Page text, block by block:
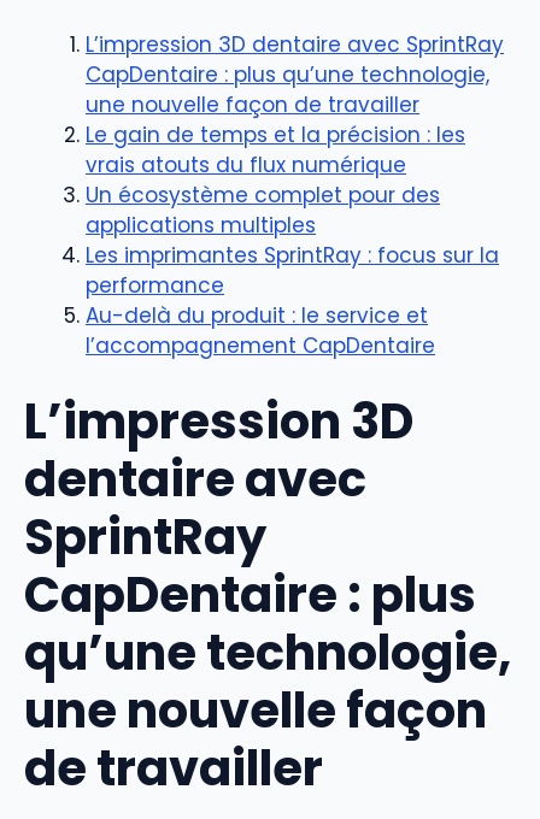
L’impression 3D dentaire avec SprintRay
CapDentaire : plus qu’une technologie,
une nouvelle façon de travailler
Le gain de temps et la précision : les
vrais atouts du flux numérique
Un écosystème complet pour des
applications multiples
Les imprimantes SprintRay : focus sur la
performance
Au-delà du produit : le service et
l’accompagnement CapDentaire
L’impression 3D
dentaire avec
SprintRay
CapDentaire : plus
qu’une technologie,
une nouvelle façon
de travailler